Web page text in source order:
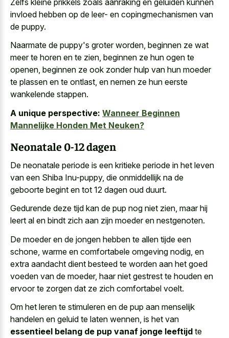
invloed hebben op de leer- en copingmechanismen van
de puppy.
Naarmate de puppy's groter worden, beginnen ze wat
meer te horen en te zien, beginnen ze hun ogen te
openen, beginnen ze ook zonder hulp van hun moeder
te plassen en te ontlast, en nemen ze hun eerste
wankelende stappen.
A unique perspective: Wanneer Beginnen
Mannelijke Honden Met Neuken?
Neonatale 0-12 dagen
De neonatale periode is een kritieke periode in het leven
van een Shiba Inu-puppy, die onmiddellijk na de
geboorte begint en tot 12 dagen oud duurt.
Gedurende deze tijd kan de pup nog niet zien, maar hij
leert al en bindt zich aan zijn moeder en nestgenoten.
De moeder en de jongen hebben te allen tijde een
schone, warme en comfortabele omgeving nodig, en
extra aandacht dient besteed te worden aan het goed
voeden van de moeder, haar niet gestrest te houden en
ervoor te zorgen dat ze zich comfortabel voelt.
Om het leren te stimuleren en de pup aan menselijk
handelen en geluid te laten wennen, is het van
essentieel belang de pup vanaf jonge leeftijd te